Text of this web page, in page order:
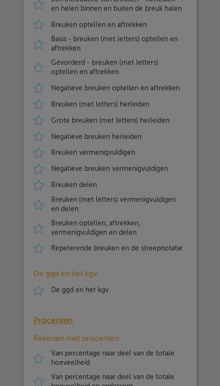
en helen binnen en buiten de breuk halen
Breuken optellen en aftrekken
Basis - breuken (met letters) optellen en
aftrekken
Gevorderd - breuken (met letters)
optellen en aftrekken
Negatieve breuken optellen en aftrekken
Breuken (met letters) herleiden
Grote breuken (met letters) herleiden
Negatieve breuken herleiden
Breuken vermenigvuldigen
Negatieve breuken vermenigvuldigen
Breuken delen
Breuken (met letters) vermenigvuldigen
en delen
Breuken optellen, aftrekken,
vermenigvuldigen en delen
Repeterende breuken en de streepnotatie
De ggd en het kgv
De ggd en het kgv
Procenten
Rekenen met procenten
Van percentage naar deel van de totale
hoeveelheid
Van percentage naar deel van de totale